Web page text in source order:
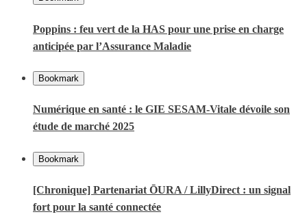
Poppins : feu vert de la HAS pour une prise en charge
anticipée par l’Assurance Maladie
Bookmark
Numérique en santé : le GIE SESAM-Vitale dévoile son
étude de marché 2025
Bookmark
[Chronique] Partenariat ŌURA / LillyDirect : un signal
fort pour la santé connectée